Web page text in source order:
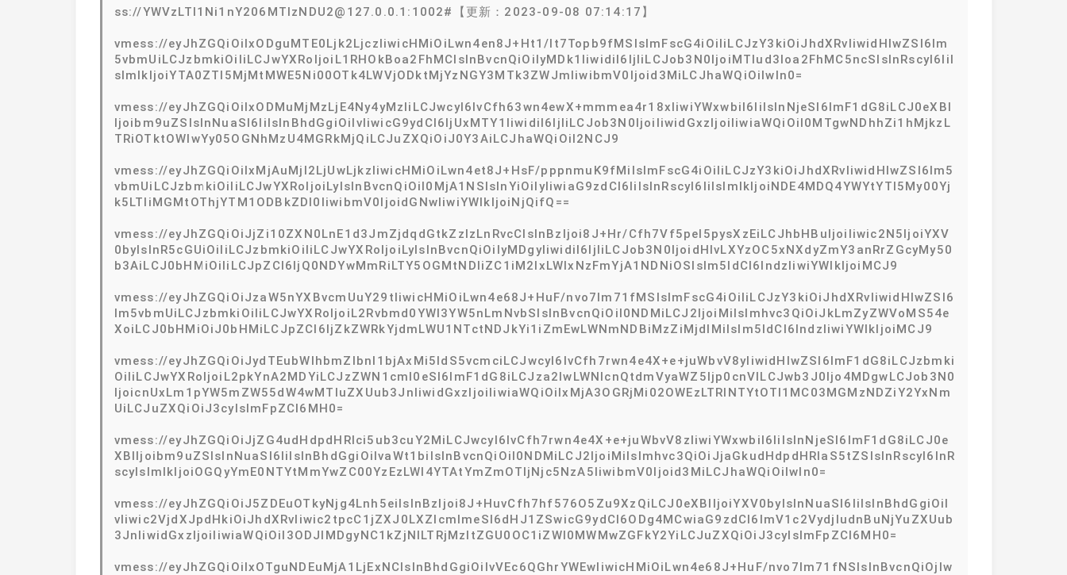
ss://YWVzLTI1Ni1nY206MTIzNDU2@127.0.0.1:1002#【更新：2023-09-08 07:14:17】
vmess://eyJhZGQiOiIxODguMTE0Ljk2LjczIiwicHMiOiLwn4en8J+Ht1/lt7Topb9fMSIsImFscG4iOiIiLCJzY3kiOiJhdXRvIiwidHlwZSI6Im
5vbmUiLCJzbmkiOiIiLCJwYXRoIjoiL1RHOkBoa2FhMCIsInBvcnQiOiIyMDk1IiwidiI6IjIiLCJob3N0IjoiMTIud3loa2FhMC5ncSIsInRscyI6IiI
sImlkIjoiYTA0ZTI5MjMtMWE5Ni00OTk4LWVjODktMjYzNGY3MTk3ZWJmIiwibmV0Ijoid3MiLCJhaWQiOiIwIn0=
vmess://eyJhZGQiOiIxODMuMjMzLjE4Ny4yMzIiLCJwcyI6IvCfh63wn4ewX+mmmea4r18xIiwiYWxwbiI6IiIsInNjeSI6ImF1dG8iLCJ0eXBl
Ijoibm9uZSIsInNuaSI6IiIsInBhdGgiOiIvIiwicG9ydCI6IjUxMTY1IiwidiI6IjIiLCJob3N0IjoiIiwidGxzIjoiIiwiaWQiOiI0MTgwNDhhZi1hMjkzL
TRiOTktOWIwYy05OGNhMzU4MGRkMjQiLCJuZXQiOiJ0Y3AiLCJhaWQiOiI2NCJ9
vmess://eyJhZGQiOiIxMjAuMjI2LjUwLjkzIiwicHMiOiLwn4et8J+HsF/pppnmuK9fMiIsImFscG4iOiIiLCJzY3kiOiJhdXRvIiwidHlwZSI6Im5
vbmUiLCJzbmkiOiIiLCJwYXRoIjoiLyIsInBvcnQiOiI0MjA1NSIsInYiOiIyIiwiaG9zdCI6IiIsInRscyI6IiIsImlkIjoiNDE4MDQ4YWYtYTI5My00Yj
k5LTliMGMtOThjYTM1ODBkZDI0IiwibmV0IjoidGNwIiwiYWlkIjoiNjQifQ==
vmess://eyJhZGQiOiJjZi10ZXN0LnE1d3JmZjdqdGtkZzIzLnRvcCIsInBzIjoi8J+Hr/Cfh7Vf5pel5pysXzEiLCJhbHBuIjoiIiwic2N5IjoiYXV
0byIsInR5cGUiOiIiLCJzbmkiOiIiLCJwYXRoIjoiLyIsInBvcnQiOiIyMDgyIiwidiI6IjIiLCJob3N0IjoidHlvLXYzOC5xNXdyZmY3anRrZGcyMy50
b3AiLCJ0bHMiOiIiLCJpZCI6IjQ0NDYwMmRiLTY5OGMtNDliZC1iM2IxLWIxNzFmYjA1NDNiOSIsIm5ldCI6IndzIiwiYWlkIjoiMCJ9
vmess://eyJhZGQiOiJzaW5nYXBvcmUuY29tIiwicHMiOiLwn4e68J+HuF/nvo7lm71fMSIsImFscG4iOiIiLCJzY3kiOiJhdXRvIiwidHlwZSI6
Im5vbmUiLCJzbmkiOiIiLCJwYXRoIjoiL2Rvbmd0YWl3YW5nLmNvbSIsInBvcnQiOiI0NDMiLCJ2IjoiMiIsImhvc3QiOiJkLmZyZWVoMS54e
XoiLCJ0bHMiOiJ0bHMiLCJpZCI6IjZkZWRkYjdmLWU1NTctNDJkYi1iZmEwLWNmNDBiMzZiMjdlMiIsIm5ldCI6IndzIiwiYWlkIjoiMCJ9
vmess://eyJhZGQiOiJydTEubWlhbmZlbnl1bjAxMi5ldS5vcmciLCJwcyI6IvCfh7rwn4e4X+e+juWbvV8yIiwidHlwZSI6ImF1dG8iLCJzbmki
OiIiLCJwYXRoIjoiL2pkYnA2MDYiLCJzZWN1cml0eSI6ImF1dG8iLCJza2lwLWNlcnQtdmVyaWZ5Ijp0cnVlLCJwb3J0Ijo4MDgwLCJob3N0
IjoicnUxLm1pYW5mZW55dW4wMTIuZXUub3JnIiwidGxzIjoiIiwiaWQiOiIxMjA3OGRjMi02OWEzLTRlNTYtOTI1MC03MGMzNDZiY2YxNm
UiLCJuZXQiOiJ3cyIsImFpZCI6MH0=
vmess://eyJhZGQiOiJjZG4udHdpdHRlci5ub3cuY2MiLCJwcyI6IvCfh7rwn4e4X+e+juWbvV8zIiwiYWxwbiI6IiIsInNjeSI6ImF1dG8iLCJ0e
XBlIjoibm9uZSIsInNuaSI6IiIsInBhdGgiOiIvaWt1biIsInBvcnQiOiI0NDMiLCJ2IjoiMiIsImhvc3QiOiJjaGkudHdpdHRlaS5tZSIsInRscyI6InR
scyIsImlkIjoiOGQyYmE0NTYtMmYwZC00YzEzLWI4YTAtYmZmOTljNjc5NzA5IiwibmV0Ijoid3MiLCJhaWQiOiIwIn0=
vmess://eyJhZGQiOiJ5ZDEuOTkyNjg4Lnh5eiIsInBzIjoi8J+HuvCfh7hf576O5Zu9XzQiLCJ0eXBlIjoiYXV0byIsInNuaSI6IiIsInBhdGgiOiI
vIiwic2VjdXJpdHkiOiJhdXRvIiwic2tpcC1jZXJ0LXZlcmlmeSI6dHJ1ZSwicG9ydCI6ODg4MCwiaG9zdCI6ImV1c2VydjIudnBuNjYuZXUub
3JnIiwidGxzIjoiIiwiaWQiOiI3ODJlMDgyNC1kZjNlLTRjMzItZGU0OC1iZWI0MWMwZGFkY2YiLCJuZXQiOiJ3cyIsImFpZCI6MH0=
vmess://eyJhZGQiOiIxOTguNDEuMjA1LjExNCIsInBhdGgiOiIvVEc6QGhrYWEwIiwicHMiOiLwn4e68J+HuF/nvo7lm71fNSIsInBvcnQiOjIw